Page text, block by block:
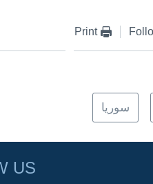
Print
سوریا
US